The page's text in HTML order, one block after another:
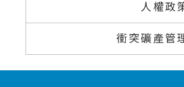
人權政
衝突礦產管